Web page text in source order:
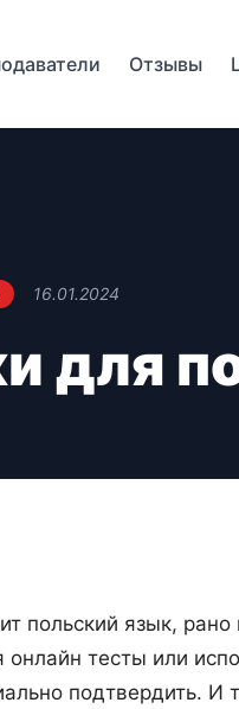
Отзывы
16.01.2024
для
польский язык,
онлайн тесты или
подтвердить. И